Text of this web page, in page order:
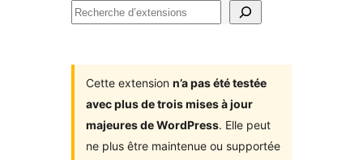
Recherche
Cette extension n’a pas été testée
avec plus de trois mises à jour
majeures de WordPress. Elle peut
ne plus être maintenue ou supportée